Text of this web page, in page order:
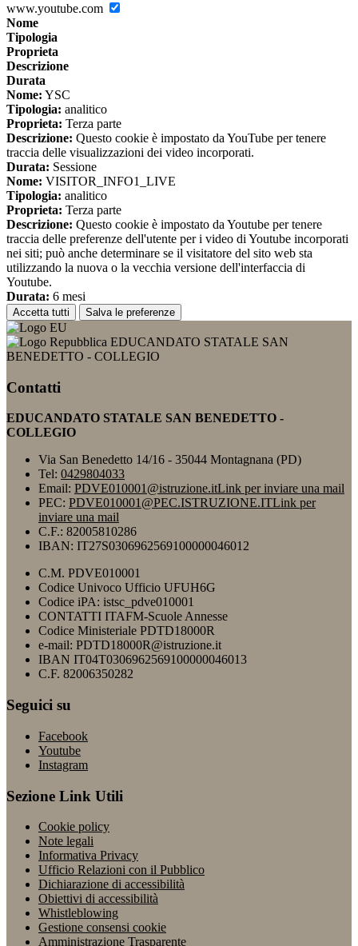
www.youtube.com
Nome
Tipologia
Proprieta
Descrizione
Durata
Nome: YSC
Tipologia: analitico
Proprieta: Terza parte
Descrizione: Questo cookie è impostato da YouTube per tenere
traccia delle visualizzazioni dei video incorporati.
Durata: Sessione
Nome: VISITOR_INFO1_LIVE
Tipologia: analitico
Proprieta: Terza parte
Descrizione: Questo cookie è impostato da Youtube per tenere
traccia delle preferenze dell'utente per i video di Youtube incorporati
nei siti; può anche determinare se il visitatore del sito web sta
utilizzando la nuova o la vecchia versione dell'interfaccia di
Youtube.
Durata: 6 mesi
Accetta tutti Salva le preferenze
EDUCANDATO STATALE SAN
BENEDETTO - COLLEGIO
Contatti
EDUCANDATO STATALE SAN BENEDETTO -
COLLEGIO
Via San Benedetto 14/16 - 35044 Montagnana (PD)
Tel: 0429804033
Email: PDVE010001@istruzione.itLink per inviare una mail
PEC: PDVE010001@PEC.ISTRUZIONE.ITLink per
inviare una mail
C.F.: 82005810286
IBAN: IT27S0306962569100000046012
C.M. PDVE010001
Codice Univoco Ufficio UFUH6G
Codice iPA: istsc_pdve010001
CONTATTI ITAFM-Scuole Annesse
Codice Ministeriale PDTD18000R
e-mail: PDTD18000R@istruzione.it
IBAN IT04T0306962569100000046013
C.F. 82006350282
Seguici su
Facebook
Youtube
Instagram
Sezione Link Utili
Cookie policy
Note legali
Informativa Privacy
Ufficio Relazioni con il Pubblico
Dichiarazione di accessibilità
Obiettivi di accessibilità
Whistleblowing
Gestione consensi cookie
Amministrazione Trasparente